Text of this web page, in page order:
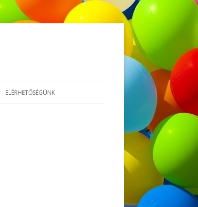
ELÉRHETŐSÉGÜNK